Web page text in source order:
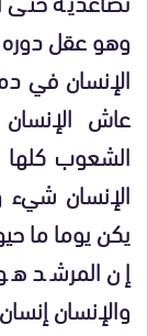
وهو عقل
الإنسان في
عاش
الشعوب كلها
الإنسان شيء
يكن يوما ما
إن المرشد
والإنسان